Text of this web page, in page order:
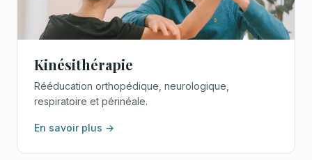
Kinésithérapie
Rééducation orthopédique, neurologique,
respiratoire et périnéale.
En savoir plus →